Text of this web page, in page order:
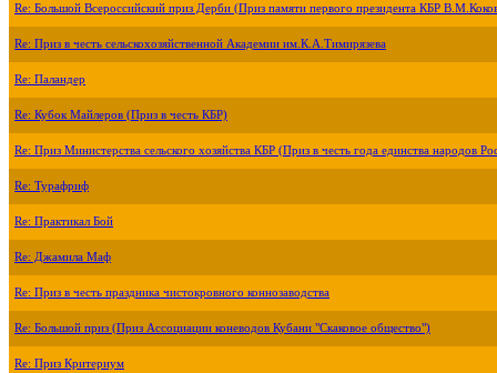
Re: Большой Всероссийский приз Дерби (Приз памяти первого президента КБР
Re: Приз в честь сельскохозяйственной Академии им.К.А.Тимирязева
Re: Паландер
Re: Кубок Майлеров (Приз в честь КБР)
Re: Приз Министерства сельского хозяйства КБР (Приз в честь года единства народов
Re: Турафриф
Re: Практикал Бой
Re: Джамила Маф
Re: Приз в честь праздника чистокровного коннозаводства
Re: Большой приз (Приз Ассоциации коневодов Кубани "Скаковое общество")
Re: Приз Критериум